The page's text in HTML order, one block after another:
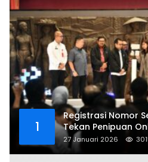
1
Registrasi Nomor
Tekan Penipuan
27 Januari 2026